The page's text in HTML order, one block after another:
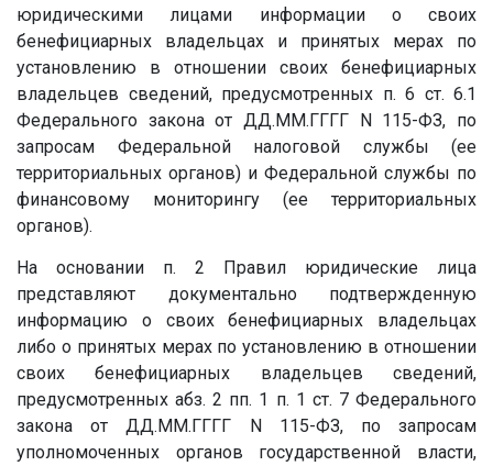
юридическими лицами информации о своих
бенефициарных владельцах и принятых мерах по
установлению в отношении своих бенефициарных
владельцев сведений, предусмотренных п. 6 ст. 6.1
Федерального закона от ДД.ММ.ГГГГ N 115-ФЗ, по
запросам Федеральной налоговой службы (ее
территориальных органов) и Федеральной службы по
финансовому мониторингу (ее территориальных
органов).
На основании п. 2 Правил юридические лица
представляют документально подтвержденную
информацию о своих бенефициарных владельцах
либо о принятых мерах по установлению в отношении
своих бенефициарных владельцев сведений,
предусмотренных абз. 2 пп. 1 п. 1 ст. 7 Федерального
закона от ДД.ММ.ГГГГ N 115-ФЗ, по запросам
уполномоченных органов государственной власти,